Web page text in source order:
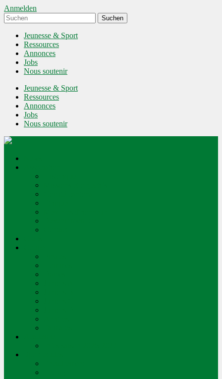
Anmelden
Jeunesse & Sport
Ressources
Annonces
Jobs
Nous soutenir
Jeunesse & Sport
Ressources
Annonces
Jobs
Nous soutenir